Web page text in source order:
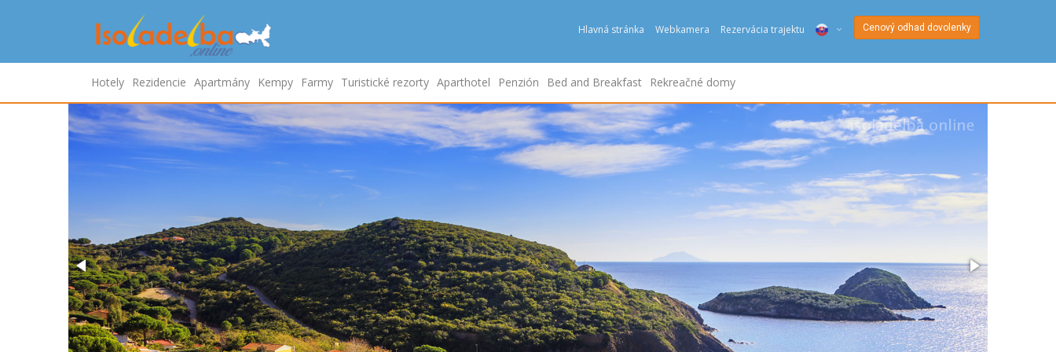
Hlavná stránka Webkamera Rezervácia trajektu
ENG
DEU
FRA
DAN
ESP
SLO
Cenový odhad dovolenky
Hotely Rezidencie Apartmány Kempy Farmy Turistické rezorty Aparthotel Penzión Bed and Breakfast Rekreačné domy